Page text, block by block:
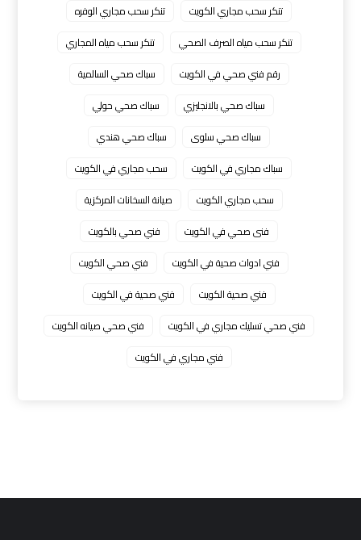
تنكر سحب مجاري الكويت
تنكر سحب مجاري الوفره
تنكر سحب مياه الصرف الصحي
تنكر سحب مياه المجاري
رقم فني صحي في الكويت
سباك صحي السالمية
سباك صحي بالانجليزي
سباك صحي حولي
سباك صحي سلوى
سباك صحي هندي
سباك مجاري في الكويت
سحب مجاري في الكويت
سحب مجاري الكويت
صيانة السخانات المركزية
فنى صحي في الكويت
فني صحي بالكويت
فني ادوات صحية في الكويت
فني صحي الكويت
فني صحية الكويت
فني صحية في الكويت
فني صحي تسليك مجاري في الكويت
فني صحي صيانه الكويت
فني مجاري في الكويت